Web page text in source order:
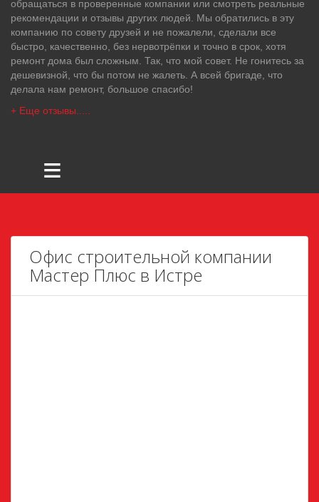
обращаться в проверенные компании или смотреть реальные
рекомендации и отзывы других людей. Мы обратились в эту
компанию по совету друзей и не пожалели, сделали все
быстро, качественно, без нервотрёпки и точно в срок, хотя
ремонт дома был сложным. Так, что мой совет. Не гонитесь за
дешевизной, что бы потом не жалеть. А всей бригаде, что
делала нам ремонт, большое спасибо!
+ Еще отзывы.....
≡
Офис строительной компании
Мастер Плюс в Истре